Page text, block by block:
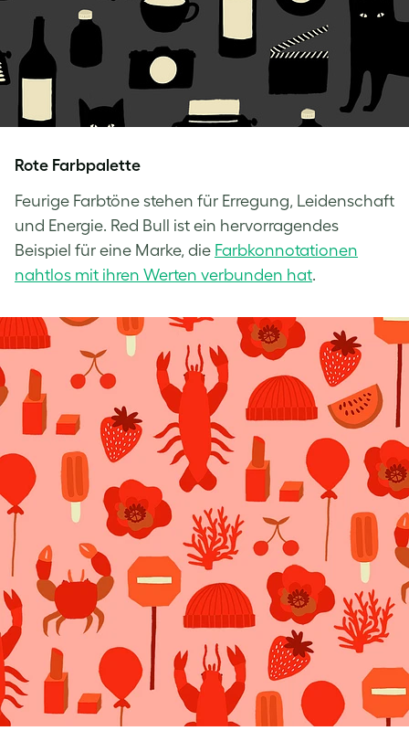
Rote Farbpalette
Feurige Farbtöne stehen für Erregung, Leidenschaft
und Energie. Red Bull ist ein hervorragendes
Beispiel für eine Marke, die Farbkonnotationen
nahtlos mit ihren Werten verbunden hat.